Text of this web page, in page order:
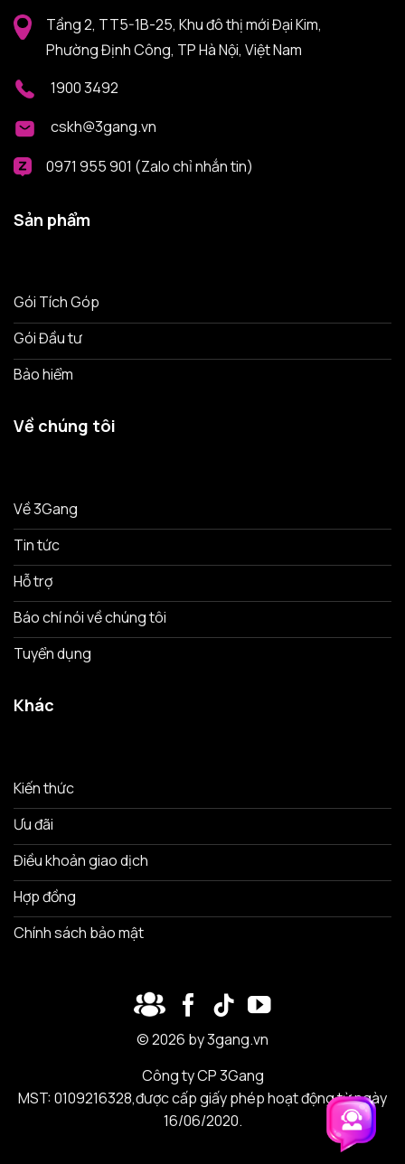
Tầng 2, TT5-1B-25, Khu đô thị mới Đại Kim,
Phường Định Công, TP Hà Nội, Việt Nam
1900 3492
cskh@3gang.vn
0971 955 901 (Zalo chỉ nhắn tin)
Sản phẩm
Gói Tích Góp
Gói Đầu tư
Bảo hiểm
Về chúng tôi
Về 3Gang
Tin tức
Hỗ trợ
Báo chí nói về chúng tôi
Tuyển dụng
Khác
Kiến thức
Ưu đãi
Điều khoản giao dịch
Hợp đồng
Chính sách bảo mật
© 2026 by 3gang.vn
Công ty CP 3Gang
MST: 0109216328,được cấp giấy phép hoạt động từ ngày
16/06/2020.